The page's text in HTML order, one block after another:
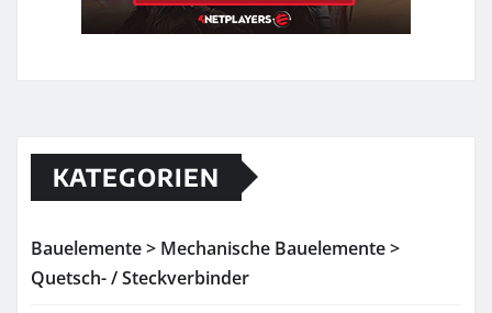
KATEGORIEN
Bauelemente > Mechanische Bauelemente >
Quetsch- / Steckverbinder